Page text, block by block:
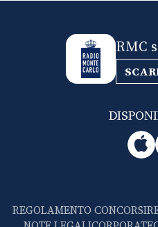
RMC
REGOLAMENTO CONCORSI